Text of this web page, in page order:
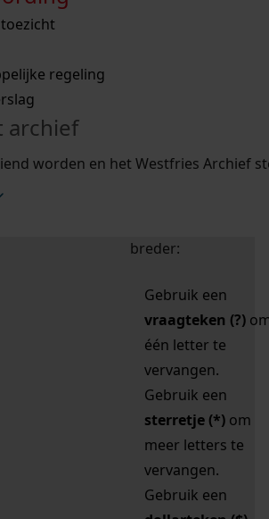
weg met een aantal zoektips.
weg met een aantal zoektips.
regeling
archief
worden en het Westfries Archief
zoektips
uw zoekopdracht te
breder:
Gebruik een
vraagteken (?)
één letter te
vervangen.
Gebruik een
sterretje (*) om
meer letters te
vervangen.
Gebruik een